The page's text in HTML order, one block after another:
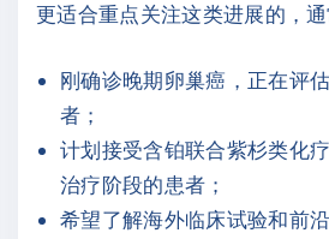
更适合重点关注这类进展的，通
刚确诊晚期卵巢癌，正在评
者；
计划接受含铂联合紫杉类化
治疗阶段的患者；
希望了解海外临床试验和前